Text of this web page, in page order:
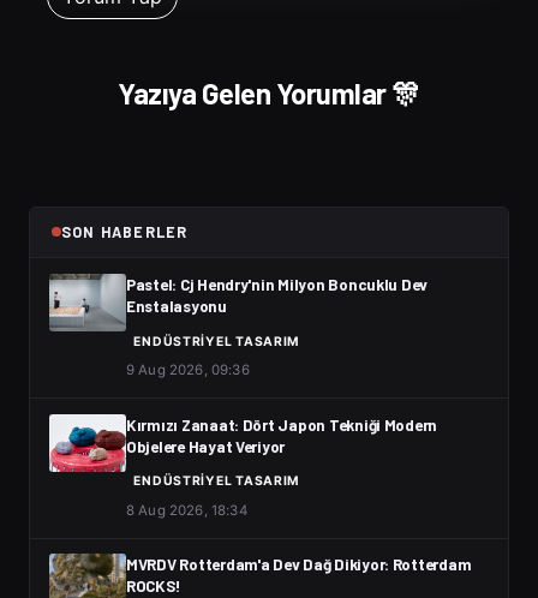
Yazıya Gelen Yorumlar 🎊
SON HABERLER
Pastel: Cj Hendry'nin Milyon Boncuklu Dev
Enstalasyonu
ENDÜSTRIYEL TASARIM
9 Aug 2026, 09:36
Kırmızı Zanaat: Dört Japon Tekniği Modern
Objelere Hayat Veriyor
ENDÜSTRIYEL TASARIM
8 Aug 2026, 18:34
MVRDV Rotterdam'a Dev Dağ Dikiyor: Rotterdam
ROCKS!